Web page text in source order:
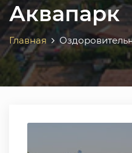
Аквапарк
Главная